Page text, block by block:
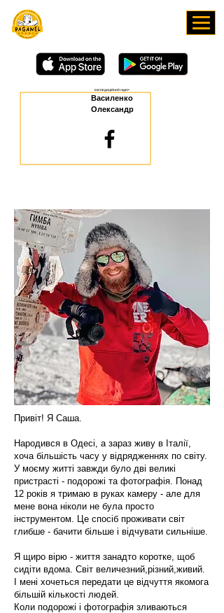
Василенко
Олександр
ЕКСПЕДИЦІЙНИЙ ЛІДЕР
Привіт! Я Саша.
Народився в Одесі, а зараз живу в Італії,
хоча більшість часу у відрядженнях по світу.
У моєму житті завжди було дві великі
пристрасті - подорожі та фотографія. Понад
12 років я тримаю в руках камеру - але для
мене вона ніколи не була просто
інструментом. Це спосіб проживати світ
глибше - бачити більше і відчувати сильніше.
Я щиро вірю - життя занадто коротке, щоб
сидіти вдома. Світ величезний,різний,живий.
І мені хочеться передати це відчуття якомога
більшій кількості людей.
Коли подорожі і фотографія зливаються